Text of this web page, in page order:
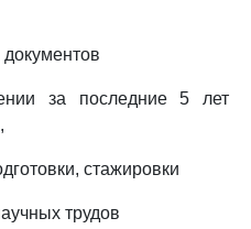
за последние 5 лет
стажировки
трудов